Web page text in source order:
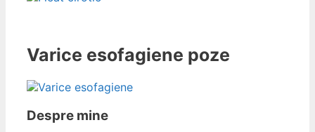
Varice esofagiene poze
Despre mine